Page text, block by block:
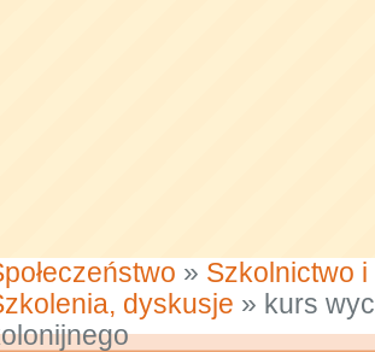
» Szkolnictwo
dyskusje » kurs